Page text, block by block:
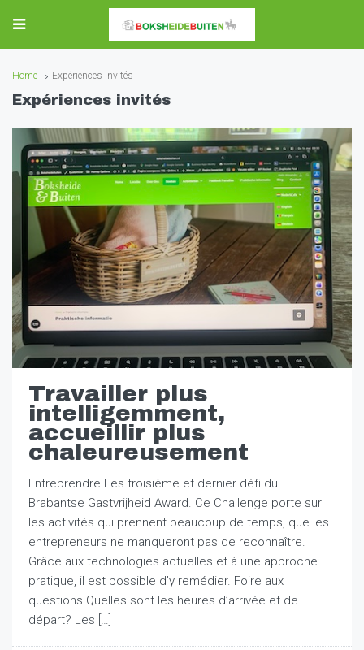
Home Expériences invités
Expériences invités
Travailler plus
intelligemment,
accueillir plus
chaleureusement
Entreprendre Les troisième et dernier défi du
Brabantse Gastvrijheid Award. Ce Challenge porte sur
les activités qui prennent beaucoup de temps, que les
entrepreneurs ne manqueront pas de reconnaître.
Grâce aux technologies actuelles et à une approche
pratique, il est possible d’y remédier. Foire aux
questions Quelles sont les heures d’arrivée et de
départ? Les […]